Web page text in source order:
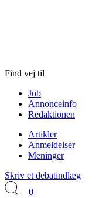
Find vej til
Job
Annonceinfo
Redaktionen
Artikler
Anmeldelser
Meninger
Skriv et debatindlæg
0